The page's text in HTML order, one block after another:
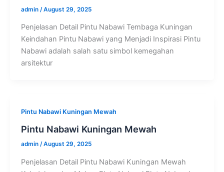
admin /August 29, 2025
Penjelasan Detail Pintu Nabawi Tembaga Kuningan
Keindahan Pintu Nabawi yang Menjadi Inspirasi Pintu
Nabawi adalah salah satu simbol kemegahan
arsitektur
Pintu Nabawi Kuningan Mewah
Pintu Nabawi Kuningan Mewah
admin /August 29, 2025
Penjelasan Detail Pintu Nabawi Kuningan Mewah